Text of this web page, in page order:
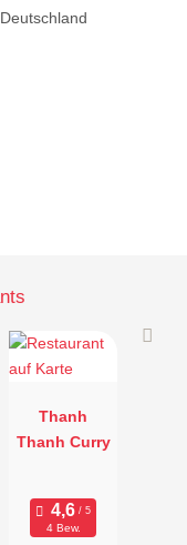
Deutschland
Thanh
Thanh Curry
4 Bew.